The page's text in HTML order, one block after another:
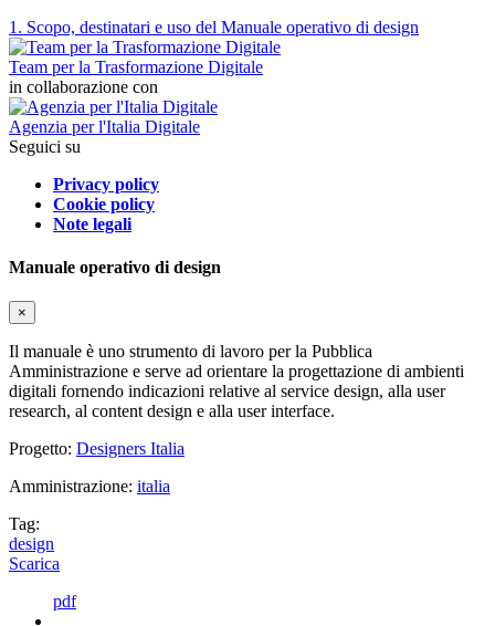
1. Scopo, destinatari e uso del Manuale operativo di design
Team per la Trasformazione Digitale
in collaborazione con
Agenzia per l'Italia Digitale
Seguici su
Privacy policy
Cookie policy
Note legali
Manuale operativo di design
×
Il manuale è uno strumento di lavoro per la Pubblica
Amministrazione e serve ad orientare la progettazione di ambienti
digitali fornendo indicazioni relative al service design, alla user
research, al content design e alla user interface.
Progetto: Designers Italia
Amministrazione: italia
Tag:
design
Scarica
pdf